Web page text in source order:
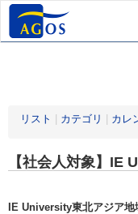
リスト カテゴリ カレ
【社会人対象】IE
IE University東北アジア地